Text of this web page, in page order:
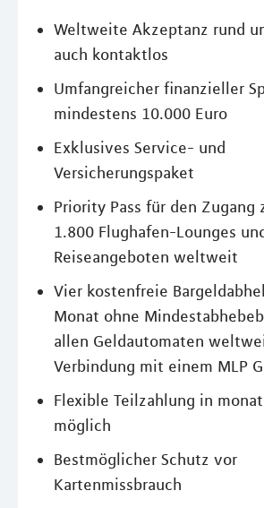
Weltweite Akzeptanz rund
auch kontaktlos
Umfangreicher finanzieller
mindestens 10.000 Euro
Exklusives Service- und
Versicherungspaket
Priority Pass für den Zugang
1.800 Flughafen-Lounges
Reiseangeboten weltweit
Vier kostenfreie
Monat ohne
allen Geldautomaten
Verbindung mit einem MLP
Flexible Teilzahlung in
möglich
Bestmöglicher Schutz vor
Kartenmissbrauch